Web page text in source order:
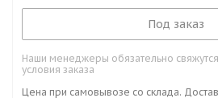
Под заказ
Наши менеджеры обязательно свяжутся
условия заказа
Цена при самовывозе со склада.